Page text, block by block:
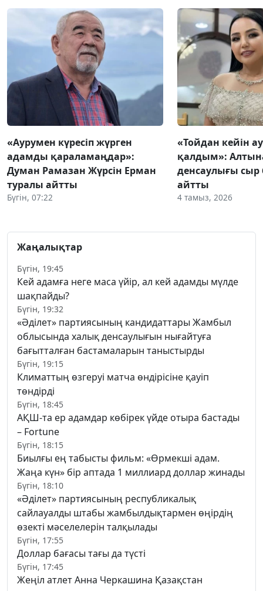
«Аурумен күресіп жүрген
адамды қараламаңдар»:
Думан Рамазан Жүрсін Ерман
туралы айтты
Бүгін, 07:22
«Тойдан кейін
қалдым»:
денсаулығы сыр
айтты
4 тамыз, 2026
Жаңалықтар
Бүгін, 19:45
Кей адамға неге маса үйір, ал кей адамды мүлде
шақпайды?
Бүгін, 19:32
«Әділет» партиясының кандидаттары Жамбыл
облысында халық денсаулығын нығайтуға
бағытталған бастамаларын таныстырды
Бүгін, 19:15
Климаттың өзгеруі матча өндірісіне қауіп
төндірді
Бүгін, 18:45
АҚШ-та ер адамдар көбірек үйде отыра бастады
– Fortune
Бүгін, 18:15
Биылғы ең табысты фильм: «Өрмекші адам.
Жаңа күн» бір аптада 1 миллиард доллар жинады
Бүгін, 18:10
«Әділет» партиясының республикалық
сайлауалды штабы жамбылдықтармен өңірдің
өзекті мәселелерін талқылады
Бүгін, 17:55
Доллар бағасы тағы да түсті
Бүгін, 17:45
Жеңіл атлет Анна Черкашина Қазақстан